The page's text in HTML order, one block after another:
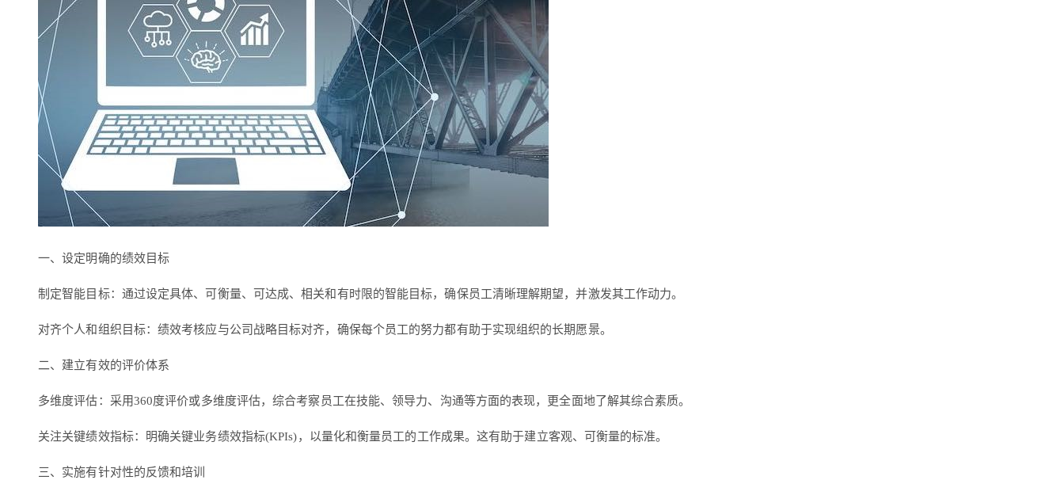
一、设定明确的绩效目标
制定智能目标：通过设定具体、可衡量、可达成、相关和有时限的智能目标，确保员工清晰理解期望，并激发其工作动力。
对齐个人和组织目标：绩效考核应与公司战略目标对齐，确保每个员工的努力都有助于实现组织的长期愿景。
二、建立有效的评价体系
多维度评估：采用360度评价或多维度评估，综合考察员工在技能、领导力、沟通等方面的表现，更全面地了解其综合素质。
关注关键绩效指标：明确关键业务绩效指标(KPIs)，以量化和衡量员工的工作成果。这有助于建立客观、可衡量的标准。
三、实施有针对性的反馈和培训